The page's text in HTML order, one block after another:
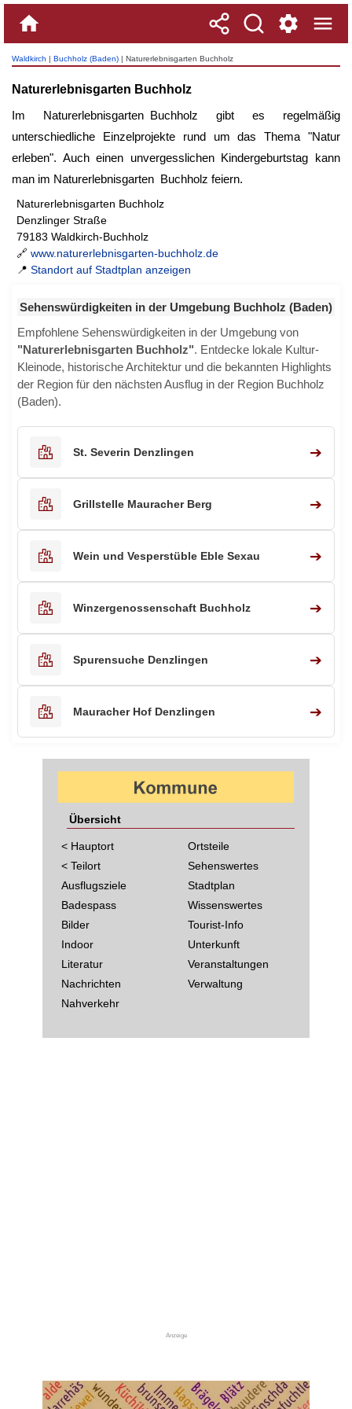
Waldkirch | Buchholz (Baden) | Naturerlebnisgarten Buchholz
Naturerlebnisgarten Buchholz
Im Naturerlebnisgarten Buchholz gibt es regelmäßig
unterschiedliche Einzelprojekte rund um das Thema "Natur
erleben". Auch einen unvergesslichen Kindergeburtstag kann
man im Naturerlebnisgarten Buchholz feiern.
Naturerlebnisgarten Buchholz
Denzlinger Straße
79183 Waldkirch-Buchholz
🔗 www.naturerlebnisgarten-buchholz.de
📍 Standort auf Stadtplan anzeigen
Sehenswürdigkeiten in der Umgebung Buchholz (Baden)
Empfohlene Sehenswürdigkeiten in der Umgebung von
"Naturerlebnisgarten Buchholz". Entdecke lokale Kultur-
Kleinode, historische Architektur und die bekannten Highlights
der Region für den nächsten Ausflug in der Region Buchholz
(Baden).
St. Severin Denzlingen ➔
Grillstelle Mauracher Berg ➔
Wein und Vesperstüble Eble Sexau ➔
Winzergenossenschaft Buchholz ➔
Spurensuche Denzlingen ➔
Mauracher Hof Denzlingen ➔
Übersicht
< Hauptort
< Teilort
Ausflugsziele
Badespass
Bilder
Indoor
Literatur
Nachrichten
Nahverkehr
Ortsteile
Sehenswertes
Stadtplan
Wissenswertes
Tourist-Info
Unterkunft
Veranstaltungen
Verwaltung
Anzeige